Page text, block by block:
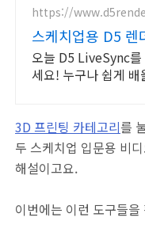
https://
스케치업용 D5 렌
오늘 D5 LiveSync를
세요! 누구나 쉽게
3D 프린팅 카테고리를
두 스케치업 입문용 비
해설이고요.
이번에는 이런 도구들